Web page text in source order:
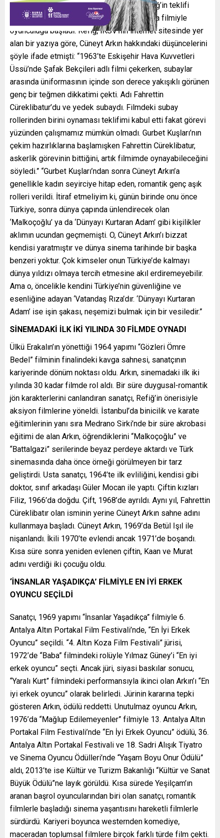
yarışmasında birinci olan sanatçı, Halit Refiğ’in teklifi
üzerine 1964’te “Gurbet Kuşları” adlı sinema filmiyle
oyunculuğa başladı. Refiğ, İKSV’nin internet sitesinde yer
alan bir yazıya göre, Cüneyt Arkın hakkındaki düşüncelerini
şöyle ifade etmişti: “1963’te Eskişehir Hava Kuvvetleri
Üssü’nde Şafak Bekçileri adlı filmi çekerken, subaylar
arasında üniformasının içinde son derece yakışıklı görünen
genç bir teğmen dikkatimi çekti. Adı Fahrettin
Cüreklibatur’du ve yedek subaydı. Filmdeki subay
rollerinden birini oynaması teklifimi kabul etti fakat görevi
yüzünden çalışmamız mümkün olmadı. Gurbet Kuşları’nın
çekim hazırlıklarına başlamışken Fahrettin Cüreklibatur,
askerlik görevinin bittiğini, artık filmimde oynayabileceğini
söyledi.” “Gurbet Kuşları’ndan sonra Cüneyt Arkın’a
genellikle kadın seyirciye hitap eden, romantik genç aşık
rolleri verildi. İtiraf etmeliyim ki, günün birinde onu önce
Türkiye, sonra dünya çapında ünlendirecek olan
‘Malkoçoğlu’ ya da ‘Dünyayı Kurtaran Adam’ gibi kişilikler
aklımın ucundan geçmemişti. O, Cüneyt Arkın’ı bizzat
kendisi yaratmıştır ve dünya sinema tarihinde bir başka
benzeri yoktur. Çok kimseler onun Türkiye’de kalmayı
dünya yıldızı olmaya tercih etmesine akıl erdiremeyebilir.
Ama o, öncelikle kendini Türkiye’nin güvenliğine ve
esenliğine adayan ‘Vatandaş Rıza’dır. ‘Dünyayı Kurtaran
Adam’ ise işin şakası, neşemizi bulmak için bir vesiledir.”
SİNEMADAKİ İLK İKİ YILINDA 30 FİLMDE OYNADI
Ülkü Erakalın’ın yönettiği 1964 yapımı “Gözleri Ömre
Bedel” filminin finalindeki kavga sahnesi, sanatçının
kariyerinde dönüm noktası oldu. Arkın, sinemadaki ilk iki
yılında 30 kadar filmde rol aldı. Bir süre duygusal-romantik
jön karakterlerini canlandıran sanatçı, Refiğ’in önerisiyle
aksiyon filmlerine yöneldi. İstanbul’da binicilik ve karate
eğitimlerinin yanı sıra Medrano Sirki’nde bir süre akrobasi
eğitimi de alan Arkın, öğrendiklerini “Malkoçoğlu” ve
“Battalgazi” serilerinde beyaz perdeye aktardı ve Türk
sinemasında daha önce örneği görülmeyen bir tarz
geliştirdi. Usta sanatçı, 1964’te ilk evliliğini, kendisi gibi
doktor, sınıf arkadaşı Güler Mocan ile yaptı. Çiftin kızları
Filiz, 1966’da doğdu. Çift, 1968’de ayrıldı. Aynı yıl, Fahrettin
Cüreklibatır olan isminin yerine Cüneyt Arkın sahne adını
kullanmaya başladı. Cüneyt Arkın, 1969’da Betül Işıl ile
nişanlandı. İkili 1970’te evlendi ancak 1971’de boşandı.
Kısa süre sonra yeniden evlenen çiftin, Kaan ve Murat
adını verdiği iki çocuğu oldu.
‘İNSANLAR YAŞADIKÇA’ FİLMİYLE EN İYİ ERKEK
OYUNCU SEÇİLDİ
Sanatçı, 1969 yapımı “İnsanlar Yaşadıkça” filmiyle 6.
Antalya Altın Portakal Film Festivali’nde, “En İyi Erkek
Oyuncu” seçildi. “4. Altın Koza Film Festivali” jürisi,
1972’de “Baba” filmindeki rolüyle Yılmaz Güney’i “En iyi
erkek oyuncu” seçti. Ancak jüri, siyasi baskılar sonucu,
“Yaralı Kurt” filmindeki performansıyla ikinci olan Arkın’ı “En
iyi erkek oyuncu” olarak belirledi. Jürinin kararına tepki
gösteren Arkın, ödülü reddetti. Unutulmaz oyuncu Arkın,
1976’da “Mağlup Edilemeyenler” filmiyle 13. Antalya Altın
Portakal Film Festivali’nde “En İyi Erkek Oyuncu” ödülü, 36.
Antalya Altın Portakal Festivali ve 18. Sadri Alışık Tiyatro
ve Sinema Oyuncu Ödülleri’nde “Yaşam Boyu Onur Ödülü”
aldı, 2013’te ise Kültür ve Turizm Bakanlığı “Kültür ve Sanat
Büyük Ödülü”ne layık görüldü. Kısa sürede Yeşilçam’ın
aranan başrol oyuncularından biri olan sanatçı, romantik
filmlerle başladığı sinema yaşantısını hareketli filmlerle
sürdürdü. Kariyeri boyunca westernden komediye,
maceradan toplumsal filmlere birçok farklı türde film çekti.